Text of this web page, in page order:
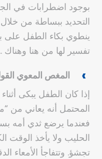
بوجود اضطرابات في
التحديد ببساطة من
ينطوي بكاء الطفل على
تفسير لها من هنا وهناك
المغص المعوي
إذا كان الطفل يبكى
المحتمل أنه يعاني من
فعندما يرضع ثدي أمه
الحليب ولا يأخذ الوقت
تجشؤ. وتتفاجأ الأمعاء